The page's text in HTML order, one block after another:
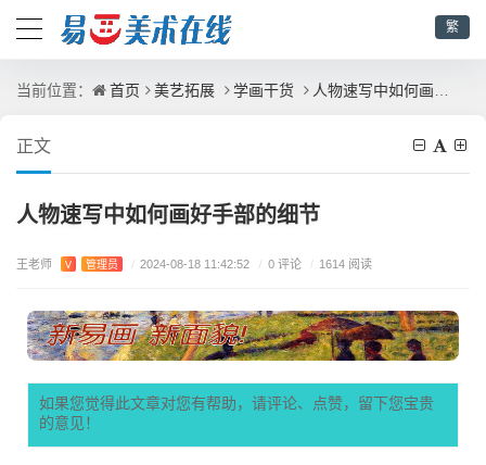
繁
当前位置： 首页 美艺拓展 学画干货 人物速写中如何画好手部的细节
正文
人物速写中如何画好手部的细节
王老师 V 管理员 / 2024-08-18 11:42:52 / 0 评论 / 1614 阅读
如果您觉得此文章对您有帮助，请评论、点赞，留下您宝贵
的意见！